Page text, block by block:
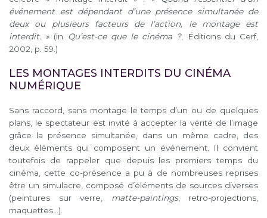
événement est dépendant d’une présence simultanée de
deux ou plusieurs facteurs de l’action, le montage est
interdit. » (in Qu’est-ce que le cinéma ?, Éditions du Cerf,
2002, p. 59.)
LES MONTAGES INTERDITS DU CINÉMA
NUMÉRIQUE
Sans raccord, sans montage le temps d’un ou de quelques
plans, le spectateur est invité à accepter la vérité de l’image
grâce la présence simultanée, dans un même cadre, des
deux éléments qui composent un événement. Il convient
toutefois de rappeler que depuis les premiers temps du
cinéma, cette co-présence a pu à de nombreuses reprises
être un simulacre, composé d’éléments de sources diverses
(peintures sur verre, matte-paintings, retro-projections,
maquettes…).